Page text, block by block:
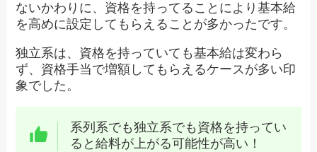
ないかわりに、資格を持ってることにより基本給
を高めに設定してもらえることが多かったです。
独立系は、資格を持っていても基本給は変わら
ず、資格手当で増額してもらえるケースが多い印
象でした。
系列系でも独立系でも資格を持ってい
ると給料が上がる可能性が高い！